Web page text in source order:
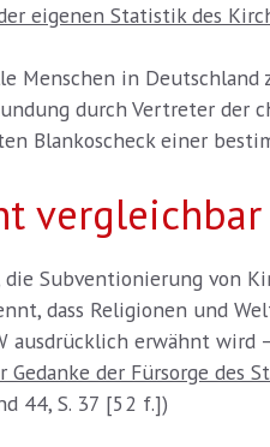
eigenen Statistik des
Menschen in
durch Vertreter der
Blankoscheck einer
die Subventionierung von
dass Religionen und
ausdrücklich erwähnt
Gedanke der Fürsorge des
44, S. 37 [52 f.])